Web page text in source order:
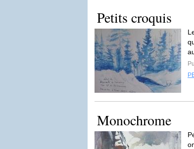
Petits croquis
Monochrome